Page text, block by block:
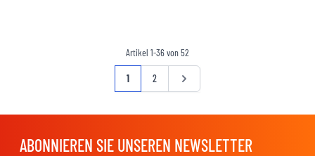
Artikel 1-36von52
Seite
Sie lesen gerade die Seite
1 Seite
2 Seite
ABONNIEREN SIE UNSEREN NEWSLETTER